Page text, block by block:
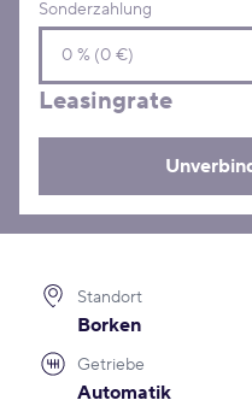
Sonderzahlung
Leasingrate
Standort
Borken
Getriebe
Automatik